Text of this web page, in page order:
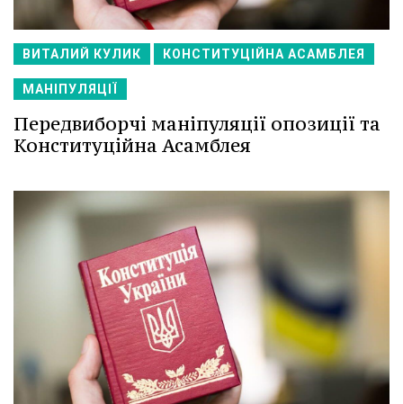
ВИТАЛИЙ КУЛИК КОНСТИТУЦІЙНА АСАМБЛЕЯ
МАНІПУЛЯЦІЇ
Передвиборчі маніпуляції опозиції та
Конституційна Асамблея